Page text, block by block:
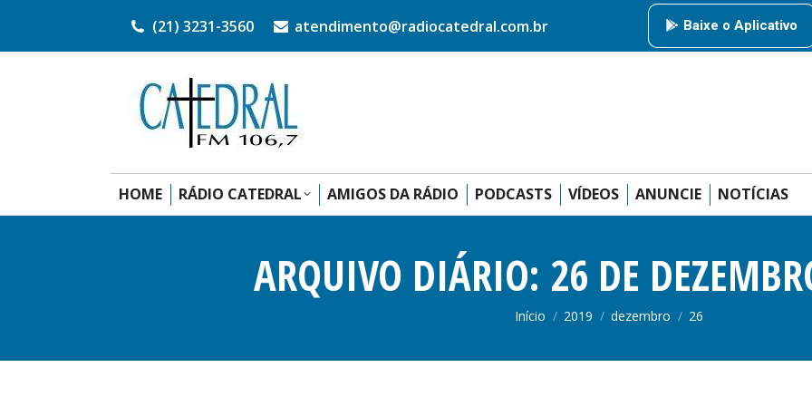
(21) 3231-3560 atendimento@radiocatedral.com.br Baixe o Aplicativo
HOME RÁDIO CATEDRAL AMIGOS DA RÁDIO PODCASTS VÍDEOS ANUNCIE NOTÍCIAS
ARQUIVO DIÁRIO: 26 DE
Você está aqui:
Início 2019 dezembro 26
HOME RÁDIO CATEDRAL AMIGOS DA RÁDIO